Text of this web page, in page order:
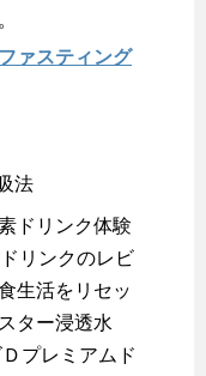
ァスティング
ドリンク体験
リンクのレビ
生活をリセッ
ター浸透水
プレミアムド